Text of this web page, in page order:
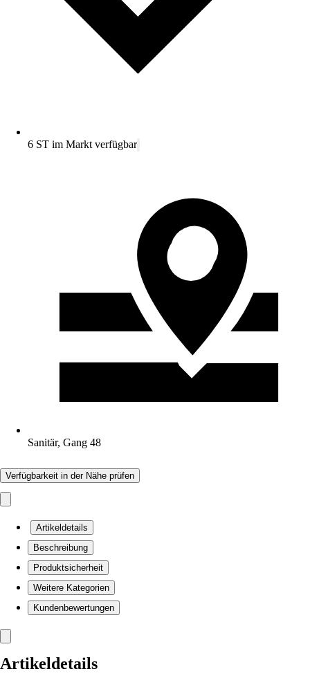
6 ST im Markt verfügbar
Sanitär, Gang 48
Verfügbarkeit in der Nähe prüfen
Artikeldetails
Beschreibung
Produktsicherheit
Weitere Kategorien
Kundenbewertungen
Artikeldetails